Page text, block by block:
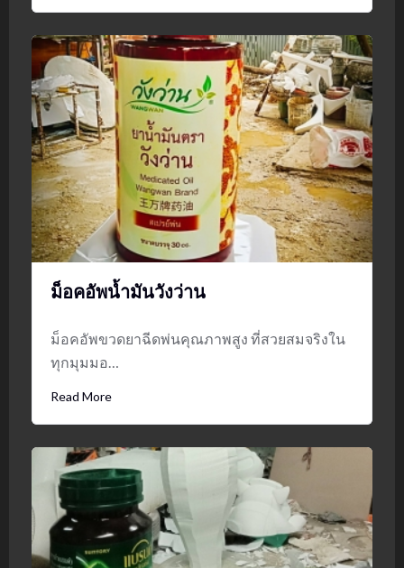
ม็อคอัพน้ำมันวังว่าน
ม็อคอัพขวดยาฉีดพ่นคุณภาพสูง ที่สวยสมจริงใน
ทุกมุมมอ…
Read More